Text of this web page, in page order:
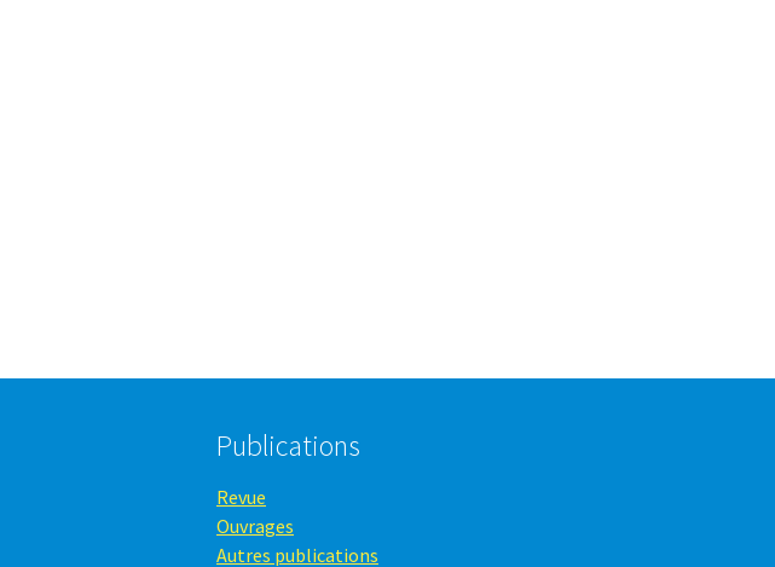
Publications
Revue
Ouvrages
Autres publications